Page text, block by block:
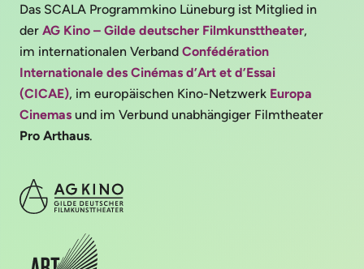
Das SCALA Programmkino Lüneburg ist Mitglied in
der AG Kino – Gilde deutscher Filmkunsttheater,
im internationalen Verband Confédération
Internationale des Cinémas d’Art et d’Essai
(CICAE), im europäischen Kino-Netzwerk Europa
Cinemas und im Verbund unabhängiger Filmtheater
Pro Arthaus.